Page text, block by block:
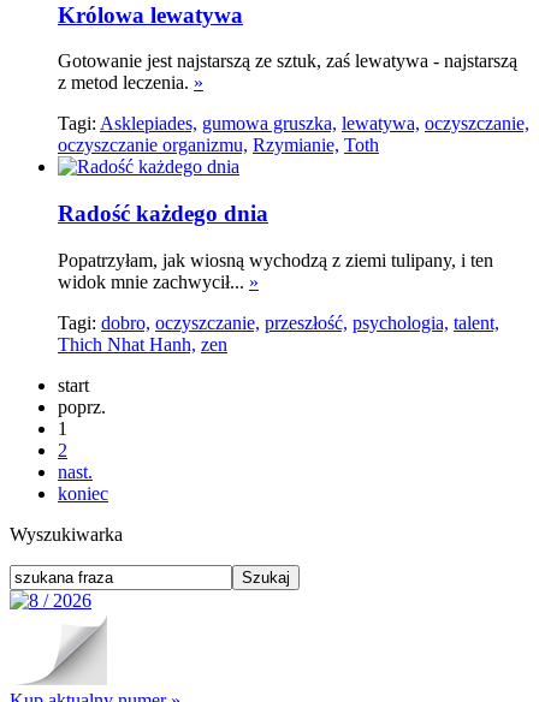
Królowa lewatywa
Gotowanie jest najstarszą ze sztuk, zaś lewatywa - najstarszą
z metod leczenia. »
Tagi: Asklepiades, gumowa gruszka, lewatywa, oczyszczanie,
oczyszczanie organizmu, Rzymianie, Toth
Radość każdego dnia
Popatrzyłam, jak wiosną wychodzą z ziemi tulipany, i ten
widok mnie zachwycił... »
Tagi: dobro, oczyszczanie, przeszłość, psychologia, talent,
Thich Nhat Hanh, zen
start
poprz.
1
2
nast.
koniec
Wyszukiwarka